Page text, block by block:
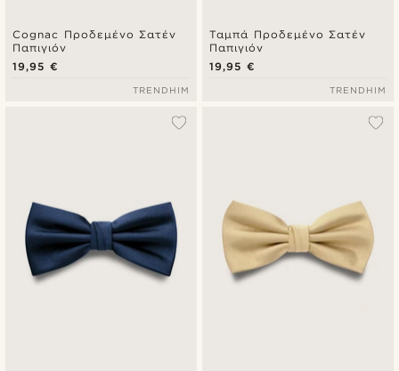
Cognac Προδεμένο Σατέν
Παπιγιόν
19,95 €
TRENDHIM
Ταμπά Προδεμένο Σατέν
Παπιγιόν
19,95 €
TRENDHIM